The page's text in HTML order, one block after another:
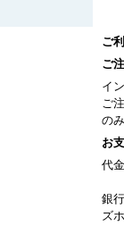
ご
ご
イ
ご
の
お
代
銀
ズ